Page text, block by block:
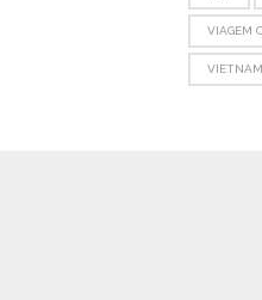
VIAGEM
VIETNAM